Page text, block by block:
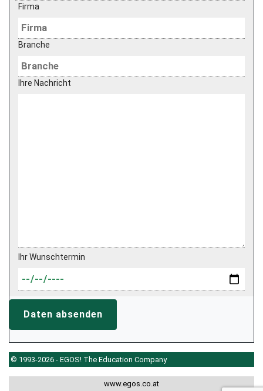
Firma
Branche
Ihre Nachricht
Ihr Wunschtermin
Daten absenden
© 1993-2026 - EGOS! The Education Company
www.egos.co.at